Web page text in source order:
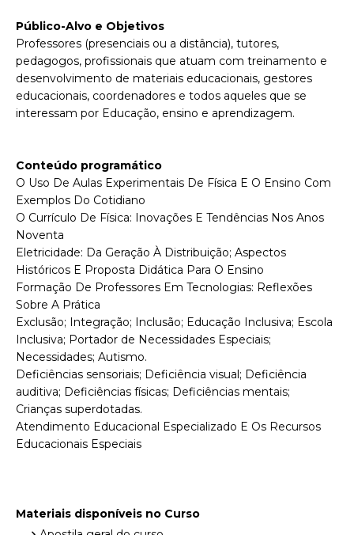
Público-Alvo e Objetivos
Professores (presenciais ou a distância), tutores,
pedagogos, profissionais que atuam com treinamento e
desenvolvimento de materiais educacionais, gestores
educacionais, coordenadores e todos aqueles que se
interessam por Educação, ensino e aprendizagem.
Conteúdo programático
O Uso De Aulas Experimentais De Física E O Ensino Com
Exemplos Do Cotidiano
O Currículo De Física: Inovações E Tendências Nos Anos
Noventa
Eletricidade: Da Geração À Distribuição; Aspectos
Históricos E Proposta Didática Para O Ensino
Formação De Professores Em Tecnologias: Reflexões
Sobre A Prática
Exclusão; Integração; Inclusão; Educação Inclusiva; Escola
Inclusiva; Portador de Necessidades Especiais;
Necessidades; Autismo.
Deficiências sensoriais; Deficiência visual; Deficiência
auditiva; Deficiências físicas; Deficiências mentais;
Crianças superdotadas.
Atendimento Educacional Especializado E Os Recursos
Educacionais Especiais
Materiais disponíveis no Curso